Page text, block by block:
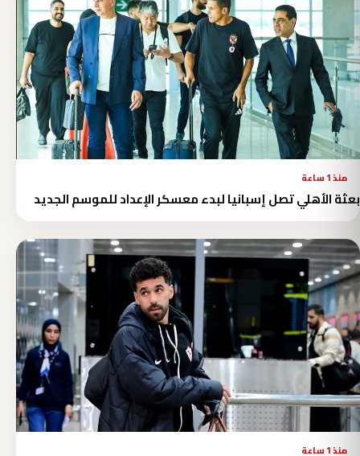
منذ 1 ساعة
بعثة الأهلي تصل إسبانيا لبدء معسكر الإعداد للموسم الجديد
منذ 1 ساعة